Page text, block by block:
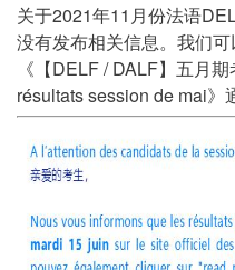
关于2021年11月份法语
没有发布相关信息。我们
《【DELF / DALF】五月
résultats session de mai》